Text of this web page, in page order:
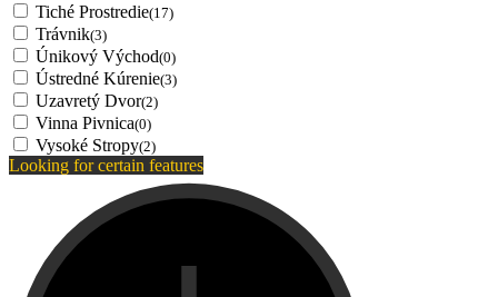
Tiché Prostredie(17)
Trávnik(3)
Únikový Východ(0)
Ústredné Kúrenie(3)
Uzavretý Dvor(2)
Vinna Pivnica(0)
Vysoké Stropy(2)
Looking for certain features